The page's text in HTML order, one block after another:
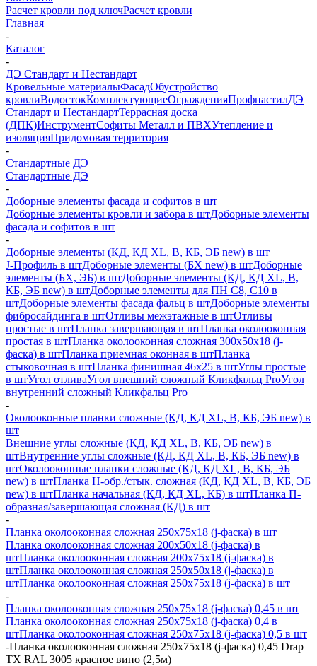
Расчет кровли под ключРасчет кровли
Главная
-
Каталог
-
ДЭ Стандарт и Нестандарт
Кровельные материалыФасадОбустройство
кровлиВодостокКомплектующиеОгражденияПрофнастилДЭ
Стандарт и НестандартТеррасная доска
(ДПК)ИнструментСофиты Металл и ПВХУтепление и
изоляцияПридомовая территория
-
Стандартные ДЭ
Стандартные ДЭ
-
Доборные элементы фасада и софитов в шт
Доборные элементы кровли и забора в штДоборные элементы
фасада и софитов в шт
-
Доборные элементы (КД, КД XL, В, КБ, ЭБ new) в шт
J-Профиль в штДоборные элементы (БХ new) в штДоборные
элементы (БХ, ЭБ) в штДоборные элементы (КД, КД XL, В,
КБ, ЭБ new) в штДоборные элементы для ПН С8, С10 в
штДоборные элементы фасада фальц в штДоборные элементы
фибросайдинга в штОтливы межэтажные в штОтливы
простые в штПланка завершающая в штПланка околооконная
простая в штПланка околооконная сложная 300х50х18 (j-
фаска) в штПланка приемная оконная в штПланка
стыковочная в штПланка финишная 46х25 в штУглы простые
в штУгол отливаУгол внешний сложный Кликфальц ProУгол
внутренний сложный Кликфальц Pro
-
Околооконные планки сложные (КД, КД XL, В, КБ, ЭБ new) в
шт
Внешние углы сложные (КД, КД XL, В, КБ, ЭБ new) в
штВнутренние углы сложные (КД, КД XL, В, КБ, ЭБ new) в
штОколооконные планки сложные (КД, КД XL, В, КБ, ЭБ
new) в штПланка H-обр./стык. сложная (КД, КД XL, В, КБ, ЭБ
new) в штПланка начальная (КД, КД XL, КБ) в штПланка П-
образная/завершающая сложная (КД) в шт
-
Планка околооконная сложная 250х75х18 (j-фаска) в шт
Планка околооконная сложная 200х50х18 (j-фаска) в
штПланка околооконная сложная 200х75х18 (j-фаска) в
штПланка околооконная сложная 250х50х18 (j-фаска) в
штПланка околооконная сложная 250х75х18 (j-фаска) в шт
-
Планка околооконная сложная 250х75х18 (j-фаска) 0,45 в шт
Планка околооконная сложная 250х75х18 (j-фаска) 0,4 в
штПланка околооконная сложная 250х75х18 (j-фаска) 0,5 в шт
-Планка околооконная сложная 250х75х18 (j-фаска) 0,45 Drap
TX RAL 3005 красное вино (2,5м)